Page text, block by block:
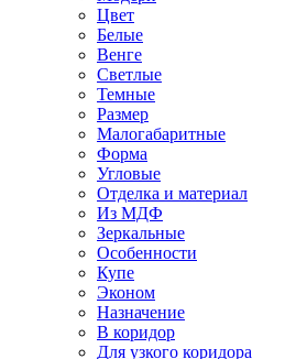
Цвет
Белые
Венге
Светлые
Темные
Размер
Малогабаритные
Форма
Угловые
Отделка и материал
Из МДФ
Зеркальные
Особенности
Купе
Эконом
Назначение
В коридор
Для узкого коридора